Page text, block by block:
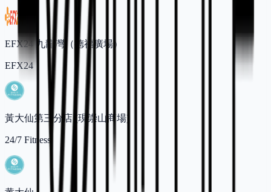
EFX24 九龍灣（德福廣場）
EFX24
黃大仙第三分店 (現崇山商場)
24/7 Fitness